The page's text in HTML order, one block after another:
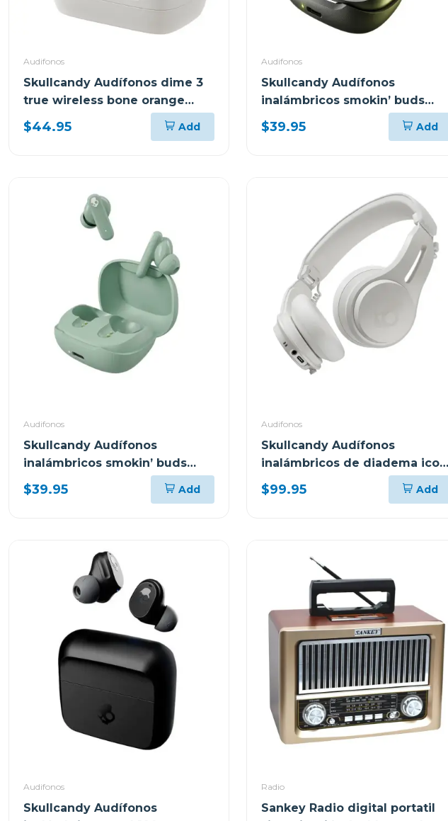
Audifonos
Skullcandy Audífonos dime 3
true wireless bone orange
glow r951
$44.95 Add
Audifonos
Skullcandy Audífonos
inalámbricos smokin’ buds
true black r740
$39.95 Add
Audifonos
Skullcandy Audífonos
inalámbricos smokin’ buds
peppy sage t989
$39.95 Add
Audifonos
Skullcandy Audífonos
inalámbricos de diadema icon
anc bone orange s5iow
$99.95 Add
Audifonos
Skullcandy Audífonos
Radio
Sankey Radio digital portatil